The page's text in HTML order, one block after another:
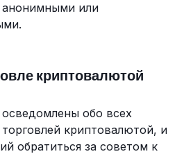
анонимными или
криптовалютой
обо всех
криптовалютой, и
обратиться за советом к